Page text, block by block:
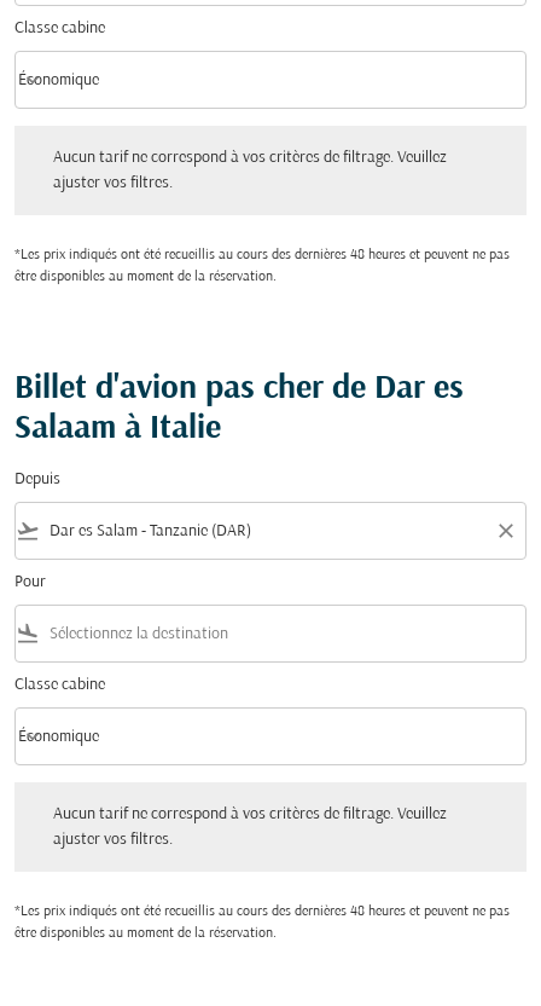
Classe cabine
Classe cabine option Économique Selected
Économique
keyboard_arrow_down
Aucun tarif ne correspond à vos critères de filtrage. Veuillez
ajuster vos filtres.
*Les prix indiqués ont été recueillis au cours des dernières 48 heures et peuvent ne pas
être disponibles au moment de la réservation.
Billet d'avion pas cher de Dar es
Salaam à Italie
Depuis
flight_takeoff close
Pour
flight_land
Classe cabine
Classe cabine option Économique Selected
Économique
keyboard_arrow_down
Aucun tarif ne correspond à vos critères de filtrage. Veuillez
ajuster vos filtres.
*Les prix indiqués ont été recueillis au cours des dernières 48 heures et peuvent ne pas
être disponibles au moment de la réservation.